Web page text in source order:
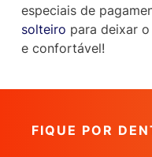
especiais de
solteiro para deixar
e confortável!
FIQUE POR